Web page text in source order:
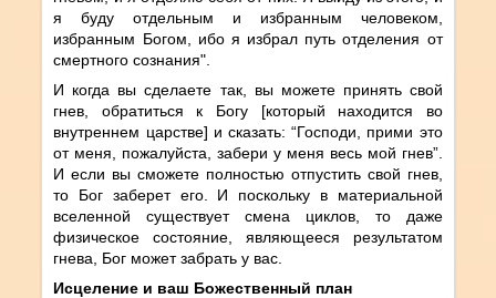
я буду отдельным и избранным человеком,
избранным Богом, ибо я избрал путь отделения от
смертного сознания".
И когда вы сделаете так, вы можете принять свой
гнев, обратиться к Богу [который находится во
внутреннем царстве] и сказать: “Господи, прими это
от меня, пожалуйста, забери у меня весь мой гнев”.
И если вы сможете полностью отпустить свой гнев,
то Бог заберет его. И поскольку в материальной
вселенной существует смена циклов, то даже
физическое состояние, являющееся результатом
гнева, Бог может забрать у вас.
Исцеление и ваш Божественный план